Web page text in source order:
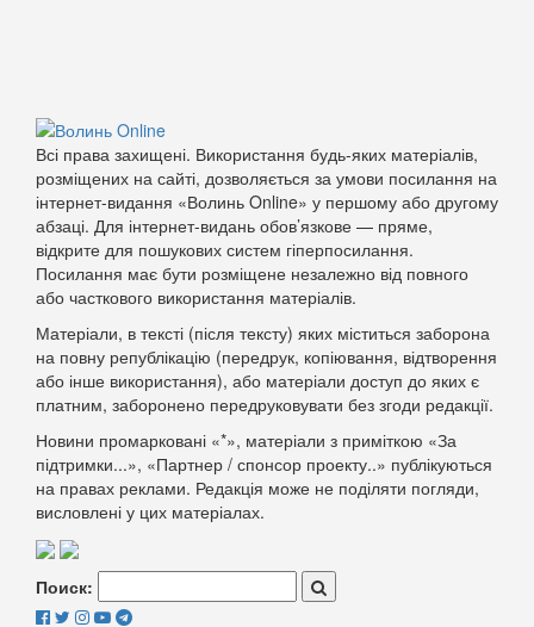
Всі права захищені. Використання будь-яких матеріалів,
розміщених на сайті, дозволяється за умови посилання на
інтернет-видання «Волинь Online» у першому або другому
абзаці. Для інтернет-видань обов’язкове — пряме,
відкрите для пошукових систем гіперпосилання.
Посилання має бути розміщене незалежно від повного
або часткового використання матеріалів.
Матеріали, в тексті (після тексту) яких міститься заборона
на повну републікацію (передрук, копіювання, відтворення
або інше використання), або матеріали доступ до яких є
платним, заборонено передруковувати без згоди редакції.
Новини промарковані «*», матеріали з приміткою «За
підтримки...», «Партнер / спонсор проекту..» публікуються
на правах реклами. Редакція може не поділяти погляди,
висловлені у цих матеріалах.
Поиск: